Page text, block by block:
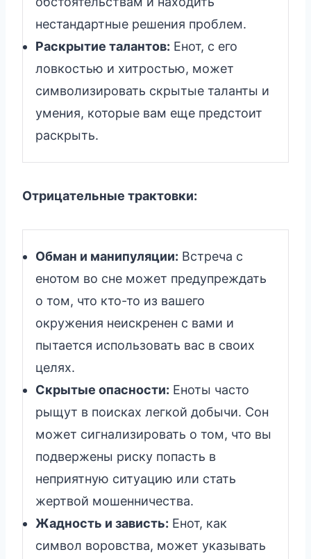
нестандартные решения проблем.
Раскрытие талантов: Енот, с его
ловкостью и хитростью, может
символизировать скрытые таланты и
умения, которые вам еще предстоит
раскрыть.
Отрицательные трактовки:
Обман и манипуляции: Встреча с
енотом во сне может предупреждать
о том, что кто-то из вашего
окружения неискренен с вами и
пытается использовать вас в своих
целях.
Скрытые опасности: Еноты часто
рыщут в поисках легкой добычи. Сон
может сигнализировать о том, что вы
подвержены риску попасть в
неприятную ситуацию или стать
жертвой мошенничества.
Жадность и зависть: Енот, как
символ воровства, может указывать